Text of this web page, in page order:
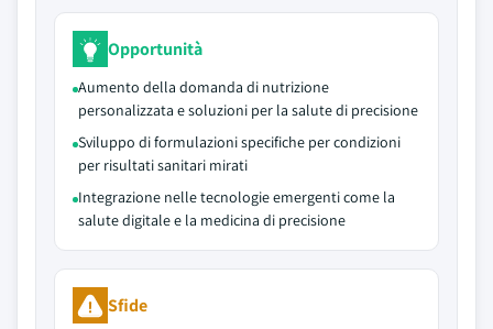
Opportunità
Aumento della domanda di nutrizione
personalizzata e soluzioni per la salute di precisione
Sviluppo di formulazioni specifiche per condizioni
per risultati sanitari mirati
Integrazione nelle tecnologie emergenti come la
salute digitale e la medicina di precisione
Sfide